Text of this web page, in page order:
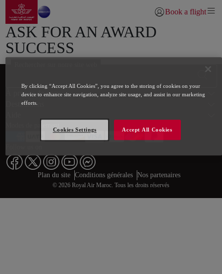
Saut au contenu principal
Aller à la page accueil
Se connecter |
Book a flight
ASK FOR AN AWARD
SUCCESS
À propos de nous
Destinations
Web map links
$Title.getData()
Plan du site Conditions générales Nos partenaires
© 2026 Royal Air Maroc. Tous les droits réservés
By clicking “Accept All Cookies”, you agree to the storing of cookies on your
device to enhance site navigation, analyze site usage, and assist in our marketing
efforts.
Accept All Cookies
Cookies Settings